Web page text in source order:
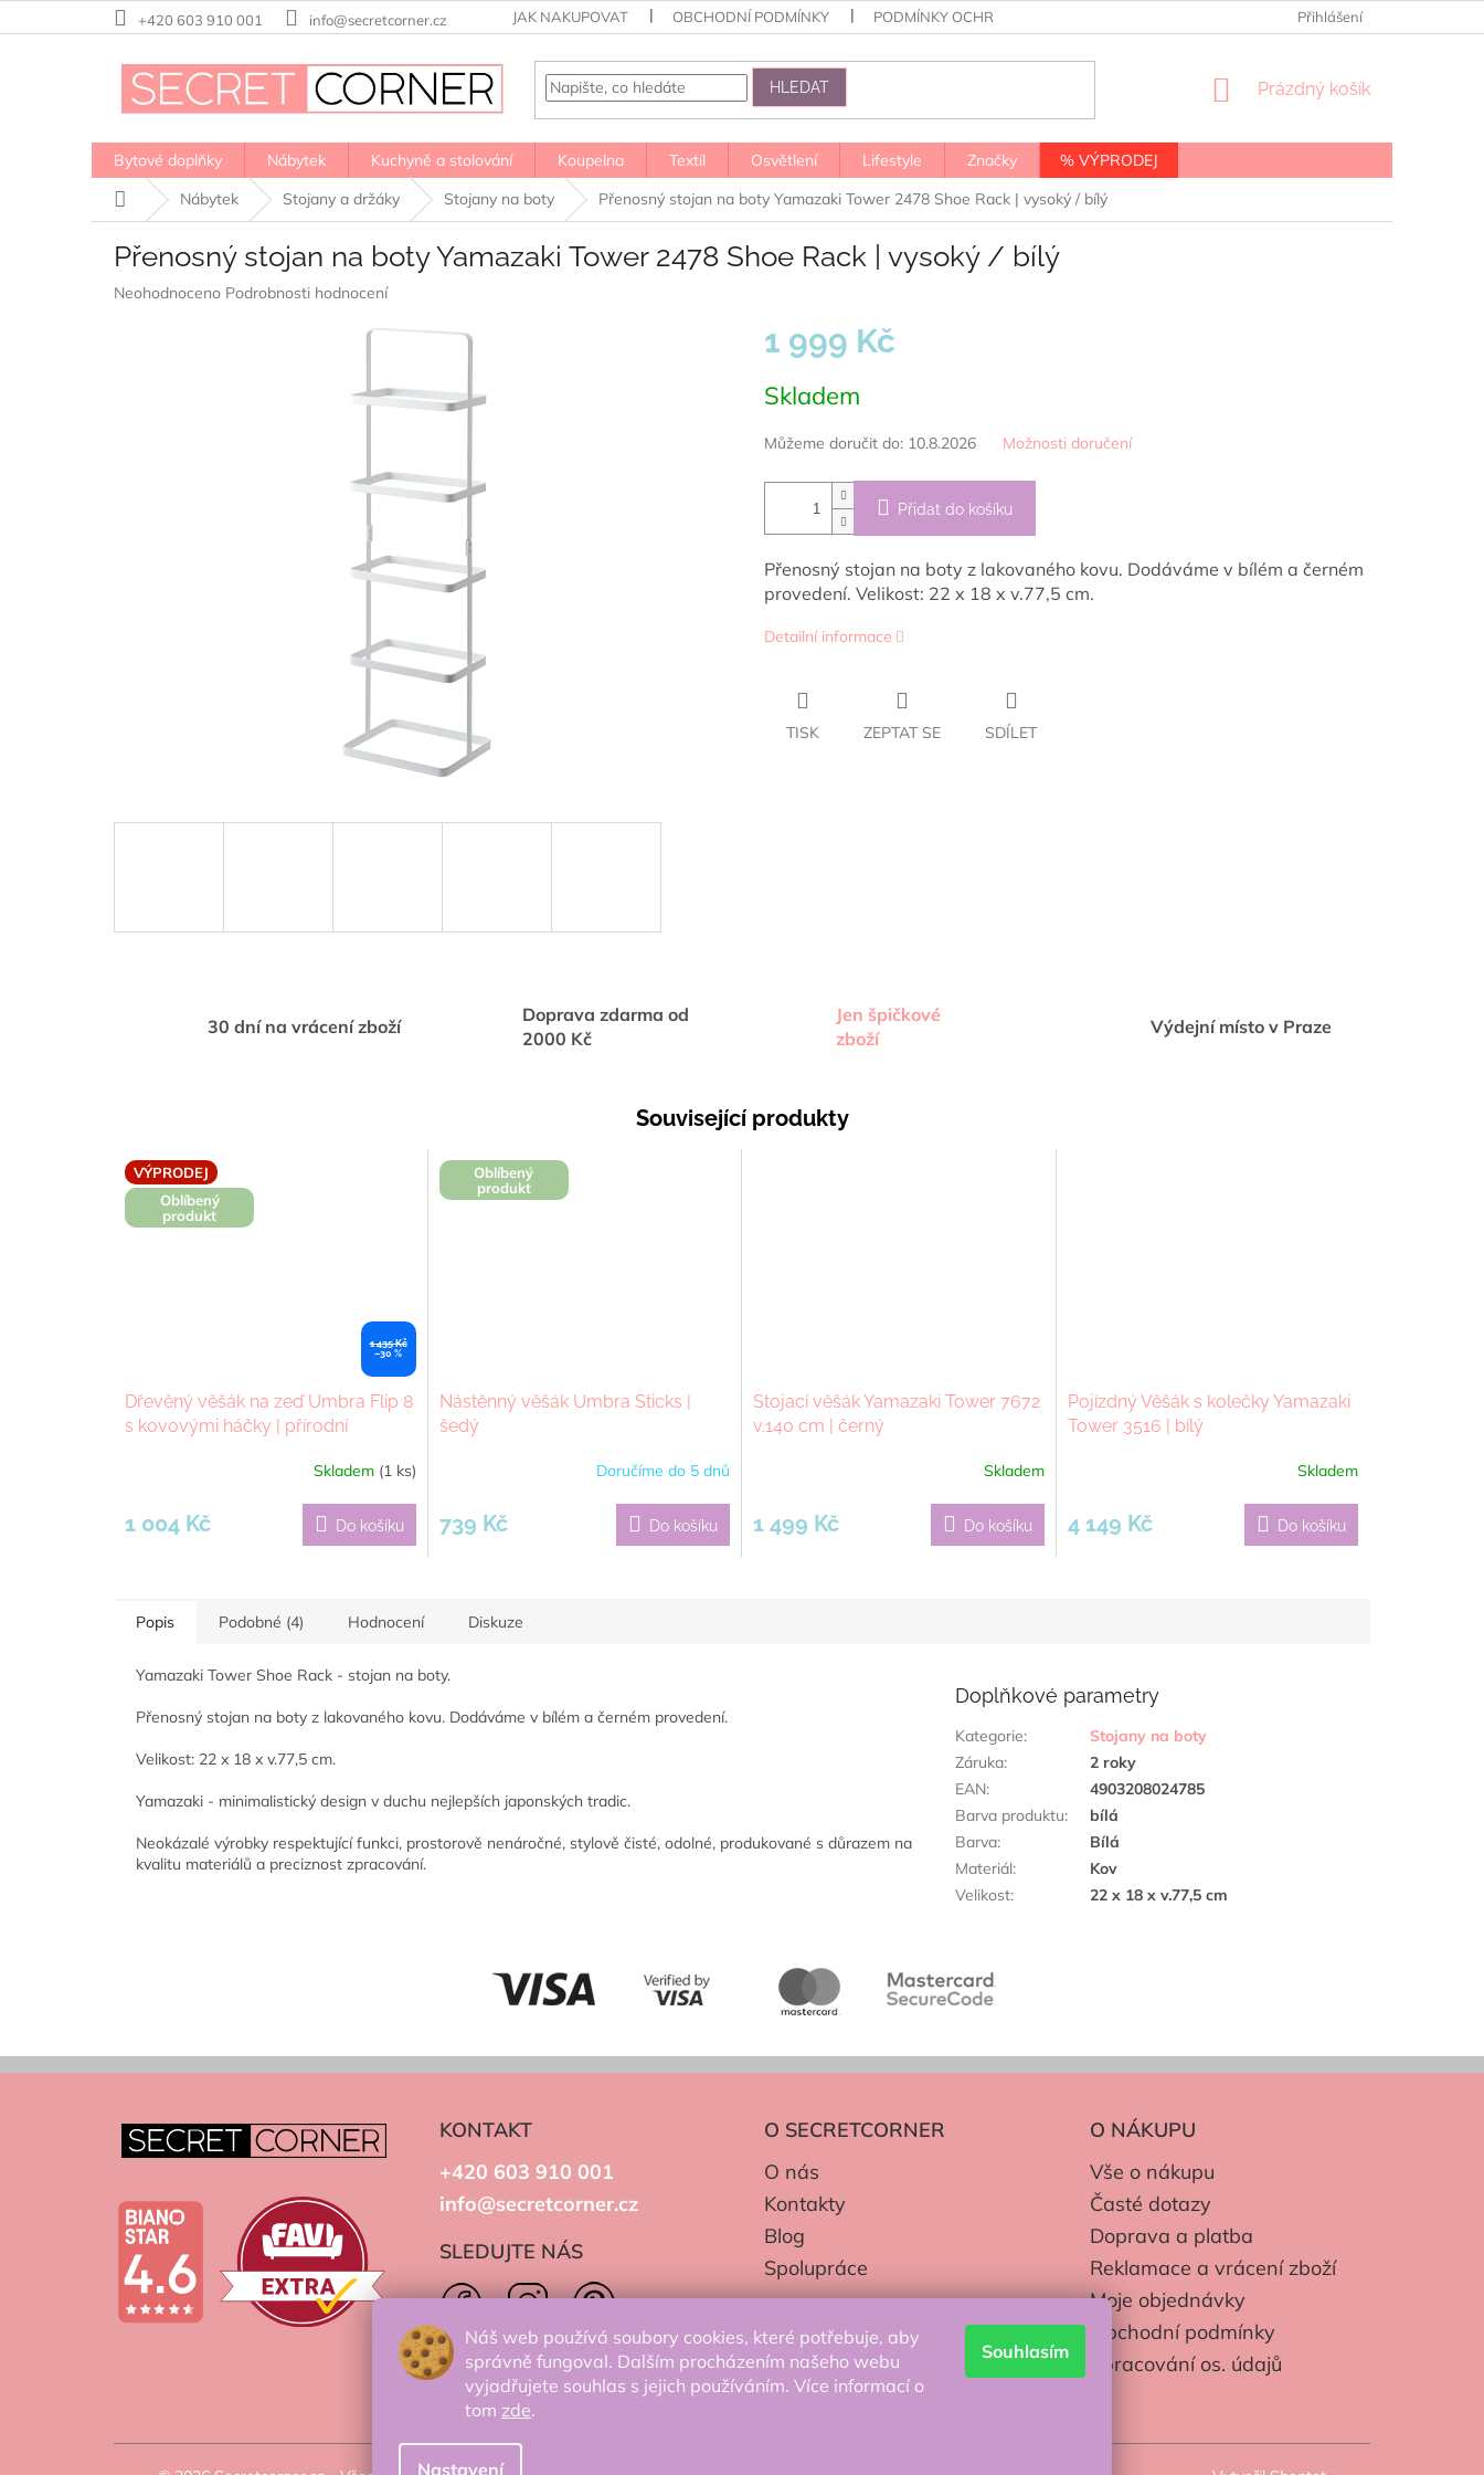
Náš web používá soubory cookies, které potřebuje, aby
správně fungoval. Dalším procházením našeho webu
vyjadřujete souhlas s jejich používáním. Více informací o
tom zde.
Nastavení
Souhlasím
na
+420 603 910 001 info@secretcorner.cz JAK NAKUPOVAT OBCHODNÍ PODMÍNKY PODMÍNKY OCHRANY OSOBNÍCH ÚDAJŮ Přihlášení
HLEDAT
NÁKUPNÍ
Prázdný košík
Bytové doplňky Nábytek Kuchyně a stolování Koupelna Textil Osvětlení Lifestyle Značky
% VÝPRODEJ
Domů
Nábytek Stojany a držáky Stojany na boty Přenosný stojan na boty Yamazaki Tower 2478 Shoe Rack | vysoký / bílý
Přenosný stojan na boty Yamazaki Tower 2478 Shoe Rack | vysoký / bílý
Průměrné
Neohodnoceno Podrobnosti hodnocení
1 999 Kč
cena:
Skladem
Můžeme doručit do: 10.8.2026 Možnosti doručení
Přidat do košíku
Přenosný stojan na boty z lakovaného kovu. Dodáváme v bílém a černém
provedení. Velikost: 22 x 18 x v.77,5 cm.
Detailní informace
TISK ZEPTAT SE SDÍLET
30 dní na vrácení zboží
Doprava zdarma od
2000 Kč
Jen špičkové
zboží
Výdejní místo v Praze
Související produkty
VÝPRODEJ
Oblíbený
produkt
1 435 Kč
–30 %
Dřevěný věšák na zeď Umbra Flip 8
s kovovými háčky | přírodní
Skladem (1 ks)
1 004 Kč Do košíku
Oblíbený
produkt
Nástěnný věšák Umbra Sticks |
šedý
Doručíme do 5 dnů
739 Kč Do košíku
Stojací věšák Yamazaki Tower 7672
v.140 cm | černý
produktu
je
Skladem
1 499 Kč Do košíku
Pojízdný Věšák s kolečky Yamazaki
Tower 3516 | bílý
Skladem
4 149 Kč Do košíku
Popis Podobné (4) Hodnocení Diskuze
Yamazaki Tower Shoe Rack - stojan na boty.
Přenosný stojan na boty z lakovaného kovu. Dodáváme v bílém a černém provedení.
Velikost: 22 x 18 x v.77,5 cm.
Yamazaki - minimalistický design v duchu nejlepších japonských tradic.
Neokázalé výrobky respektující funkci, prostorově nenáročné, stylově čisté, odolné, produkované s důrazem na
kvalitu materiálů a preciznost zpracování.
Doplňkové parametry
Kategorie:
Stojany na boty
Záruka:
2 roky
EAN:
4903208024785
Barva produktu:
bílá
Barva:
Bílá
Materiál:
Kov
Velikost: 22 x 18 x v.77,5 cm
KONTAKT
+420 603 910 001
info@secretcorner.cz
SLEDUJTE NÁS
O SECRETCORNER
O nás
Kontakty
Blog
Spolupráce
O NÁKUPU
Vše o nákupu
Časté dotazy
Doprava a platba
Reklamace a vrácení zboží
Moje objednávky
Obchodní podmínky
Zpracování os. údajů